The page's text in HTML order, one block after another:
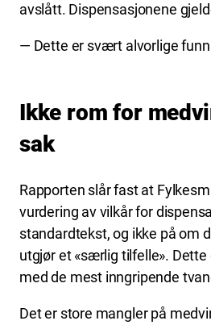
avslått. Dispensasjonene
— Dette er svært alvorlige funn
Ikke rom for
sak
Rapporten slår fast at
vurdering av vilkår for
standardtekst, og ikke på om
utgjør et «særlig tilfelle». Dette
med de mest inngripende
Det er store mangler på